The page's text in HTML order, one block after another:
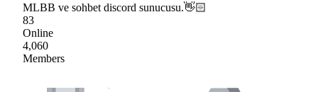
MLBB ve sohbet discord sunucusu.👋🏻
83
Online
4,060
Members